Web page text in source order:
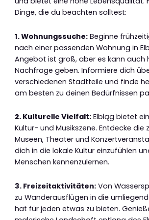
Dinge, die du beachten solltest:
1. Wohnungssuche: Beginne
nach einer passenden Wohnung in
Angebot ist groß, aber es kann auch
Nachfrage geben. Informiere dich
verschiedenen Stadtteile und finde
am besten zu deinen Bedürfnissen
2. Kulturelle Vielfalt: Elbląg bietet
Kultur- und Musikszene. Entdecke die
Museen, Theater und
dich in die lokale Kultur einzufühlen
Menschen kennenzulernen.
3. Freizeitaktivitäten: Von
zu Wanderausflügen in die
hat für jeden etwas zu bieten.